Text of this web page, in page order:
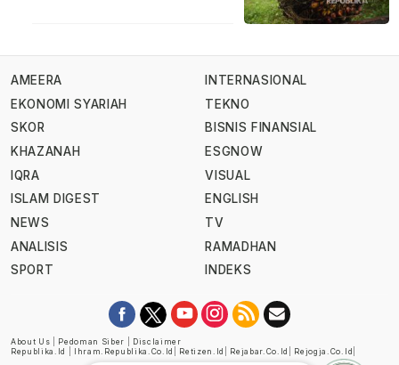
AMEERA
EKONOMI SYARIAH
SKOR
KHAZANAH
IQRA
ISLAM DIGEST
NEWS
ANALISIS
SPORT
INTERNASIONAL
TEKNO
BISNIS FINANSIAL
ESGNOW
VISUAL
ENGLISH
TV
RAMADHAN
INDEKS
About Us Pedoman Siber
Disclaimer
Republika.id
Ihram.republika.co.id Retizen.id Rejabar.co.id Rejogja.co.id